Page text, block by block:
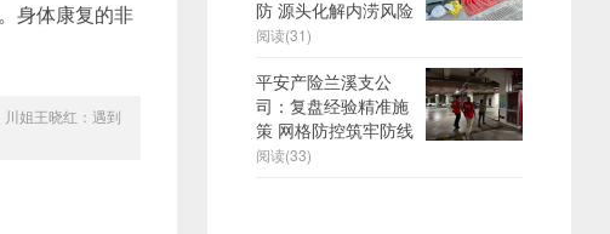
身体康复的非
川姐王晓红：遇到
防 源头化解内涝风险
阅读(31)
平安产险兰溪支公
司：复盘经验精准施
策 网格防控筑牢防线
阅读(33)